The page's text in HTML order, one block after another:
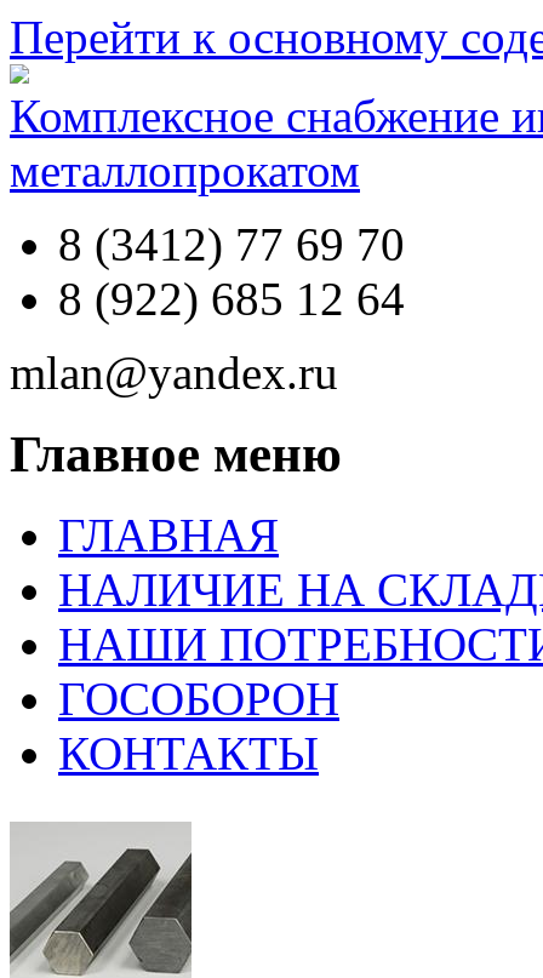
Перейти к основному
Комплексное снабжение
металлопрокатом
8 (3412) 77 69 70
8 (922) 685 12 64
mlan@yandex.ru
Главное меню
ГЛАВНАЯ
НАЛИЧИЕ НА
НАШИ
ГОСОБОРОН
КОНТАКТЫ